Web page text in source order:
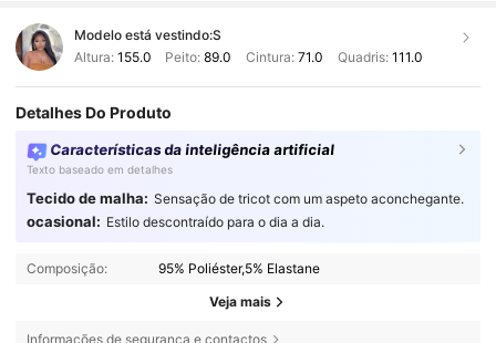
Modelo está vestindo:S
Altura: 155.0 Peito:89.0 Cintura: 71.0 Quadris: 111.0
Detalhes Do Produto
Características da inteligência artificial
Texto baseado em detalhes
Tecido de malha: Sensação de tricot com um aspeto aconchegante.
ocasional: Estilo descontraído para o dia a dia.
Composição: 95% Poliéster,5% Elastane
Veja mais
Informações de segurança e contactos